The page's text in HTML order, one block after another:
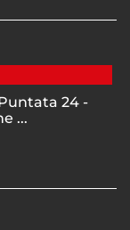
24 -
...